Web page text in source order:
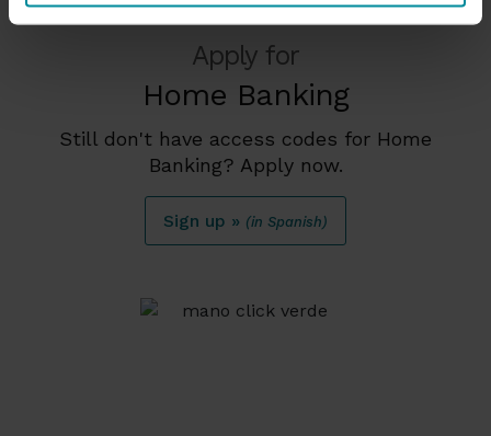
Apply for
Home Banking
Still don't have access codes for Home
Banking? Apply now.
Sign up » (in Spanish)